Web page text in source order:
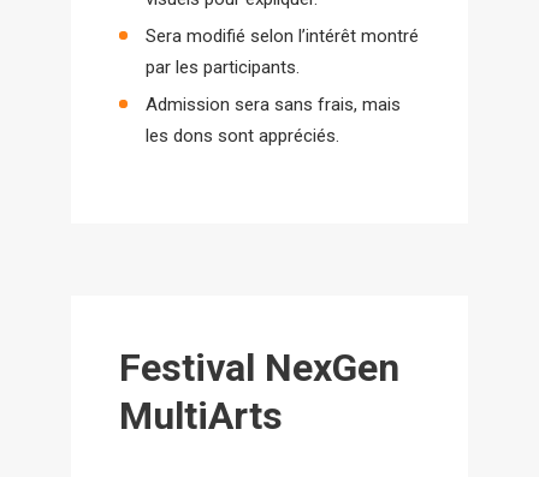
Sera modifié selon l’intérêt montré
par les participants.
Admission sera sans frais, mais
les dons sont appréciés.
Festival NexGen
MultiArts